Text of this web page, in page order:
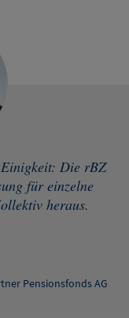
Einigkeit: Die rBZ
für einzelne
heraus.
Pensionsfonds AG